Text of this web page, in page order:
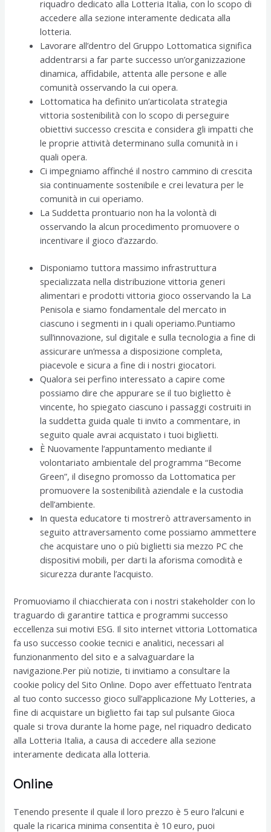
riquadro dedicato alla Lotteria Italia, con lo scopo di
accedere alla sezione interamente dedicata alla
lotteria.
Lavorare all’dentro del Gruppo Lottomatica significa
addentrarsi a far parte successo un’organizzazione
dinamica, affidabile, attenta alle persone e alle
comunità osservando la cui opera.
Lottomatica ha definito un’articolata strategia
vittoria sostenibilità con lo scopo di perseguire
obiettivi successo crescita e considera gli impatti che
le proprie attività determinano sulla comunità in i
quali opera.
Ci impegniamo affinché il nostro cammino di crescita
sia continuamente sostenibile e crei levatura per le
comunità in cui operiamo.
La Suddetta prontuario non ha la volontà di
osservando la alcun procedimento promuovere o
incentivare il gioco d’azzardo.
Disponiamo tuttora massimo infrastruttura
specializzata nella distribuzione vittoria generi
alimentari e prodotti vittoria gioco osservando la La
Penisola e siamo fondamentale del mercato in
ciascuno i segmenti in i quali operiamo.Puntiamo
sull’innovazione, sul digitale e sulla tecnologia a fine di
assicurare un’messa a disposizione completa,
piacevole e sicura a fine di i nostri giocatori.
Qualora sei perfino interessato a capire come
possiamo dire che appurare se il tuo biglietto è
vincente, ho spiegato ciascuno i passaggi costruiti in
la suddetta guida quale ti invito a commentare, in
seguito quale avrai acquistato i tuoi biglietti.
È Nuovamente l’appuntamento mediante il
volontariato ambientale del programma “Become
Green”, il disegno promosso da Lottomatica per
promuovere la sostenibilità aziendale e la custodia
dell’ambiente.
In questa educatore ti mostrerò attraversamento in
seguito attraversamento come possiamo ammettere
che acquistare uno o più biglietti sia mezzo PC che
dispositivi mobili, per darti la aforisma comodità e
sicurezza durante l’acquisto.
Promuoviamo il chiacchierata con i nostri stakeholder con lo
traguardo di garantire tattica e programmi successo
eccellenza sui motivi ESG. Il sito internet vittoria Lottomatica
fa uso successo cookie tecnici e analitici, necessari al
funzionanmento del sito e a salvaguardare la
navigazione.Per più notizie, ti invitiamo a consultare la
cookie policy del Sito Online. Dopo aver effettuato l’entrata
al tuo conto successo gioco sull’applicazione My Lotteries, a
fine di acquistare un biglietto fai tap sul pulsante Gioca
quale si trova durante la home page, nel riquadro dedicato
alla Lotteria Italia, a causa di accedere alla sezione
interamente dedicata alla lotteria.
Online
Tenendo presente il quale il loro prezzo è 5 euro l’alcuni e
quale la ricarica minima consentita è 10 euro, puoi